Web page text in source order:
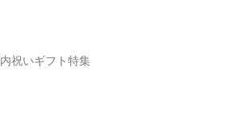
内祝いギフト特集